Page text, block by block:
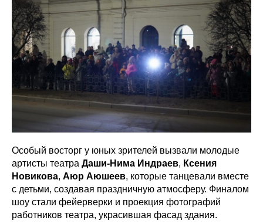
Особый восторг у юных зрителей вызвали молодые
артисты театра Даши-Нима Индраев, Ксения
Новикова, Аюр Аюшеев, которые танцевали вместе
с детьми, создавая праздничную атмосферу. Финалом
шоу стали фейерверки и проекция фотографий
работников театра, украсившая фасад здания.